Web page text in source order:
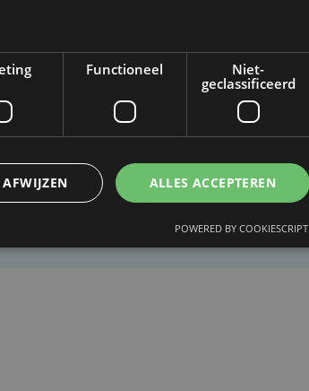
opgemerkt in dit artikel?
weten
Functioneel
Niet-
geclassificeerd
ALLES ACCEPTEREN
POWERED BY COOKIESCRIPT